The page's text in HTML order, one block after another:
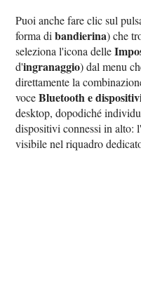
Puoi anche fare clic sul
forma dibandierina) che
seleziona l'icona delle
d'ingranaggio) dal menu
direttamente la
voceBluetooth e
desktop, dopodiché
dispositivi connessi in alto:
visibile nel riquadro